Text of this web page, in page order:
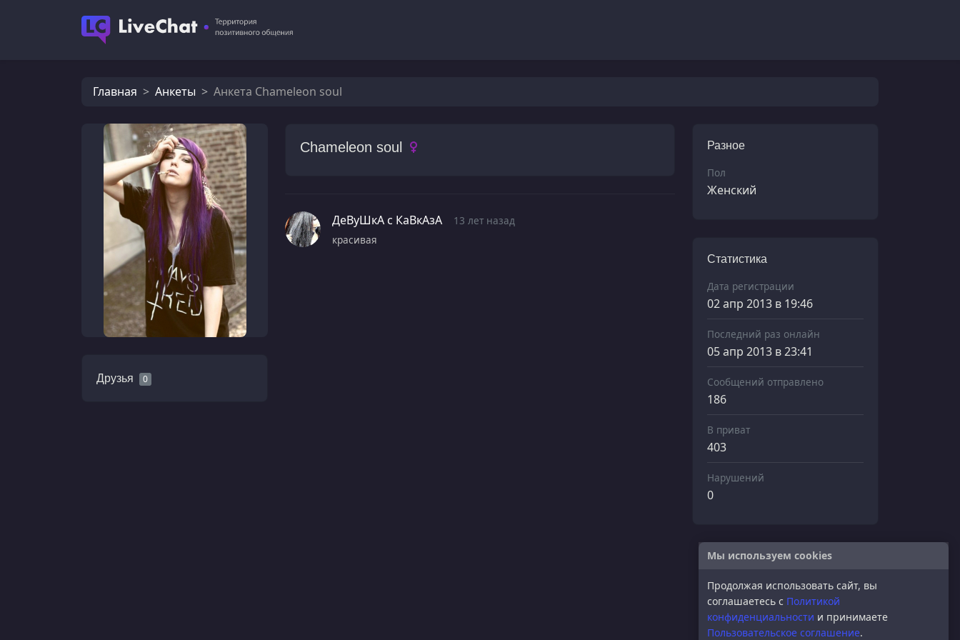
Главная Анкеты Анкета Chameleon soul
Друзья 0
Chameleon soul
ДеВуШкА с КаВкАзА
13 лет назад
красивая
Разное
Пол
Женский
Статистика
Дата регистрации
02 апр 2013 в 19:46
Последний раз онлайн
05 апр 2013 в 23:41
Сообщений отправлено
186
В приват
403
Нарушений
0
Мы используем cookies
Продолжая использовать сайт, вы
соглашаетесь с Политикой
конфиденциальности и принимаете
Пользовательское соглашение.